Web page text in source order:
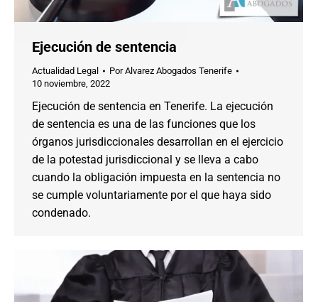
Ejecución de sentencia
Actualidad Legal PorAlvarez Abogados Tenerife
10 noviembre, 2022
Ejecución de sentencia en Tenerife. La ejecución
de sentencia es una de las funciones que los
órganos jurisdiccionales desarrollan en el ejercicio
de la potestad jurisdiccional y se lleva a cabo
cuando la obligación impuesta en la sentencia no
se cumple voluntariamente por el que haya sido
condenado.